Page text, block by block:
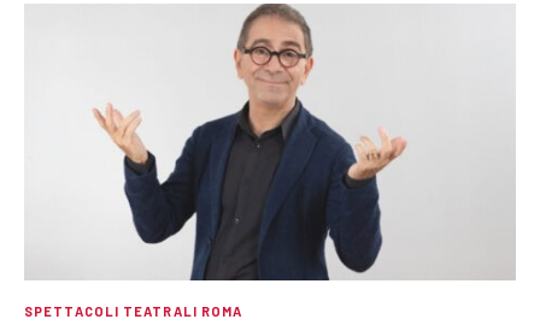
SPETTACOLI TEATRALI ROMA